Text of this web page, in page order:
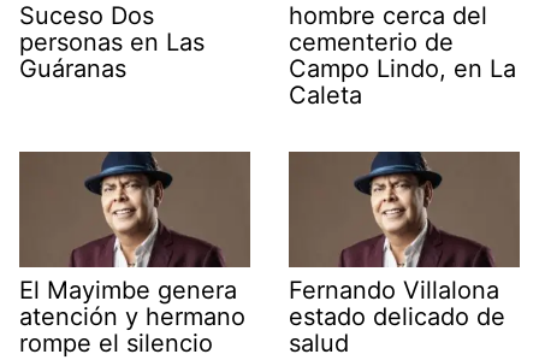
Suceso Dos
personas en Las
Guáranas
hombre cerca del
cementerio de
Campo Lindo, en La
Caleta
El Mayimbe genera
atención y hermano
rompe el silencio
Fernando Villalona
estado delicado de
salud